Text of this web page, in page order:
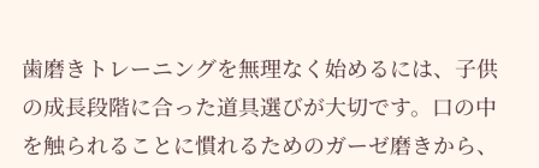
歯磨きトレーニングを無理なく始めるには、子供
の成長段階に合った道具選びが大切です。口の中
を触られることに慣れるためのガーゼ磨きから、